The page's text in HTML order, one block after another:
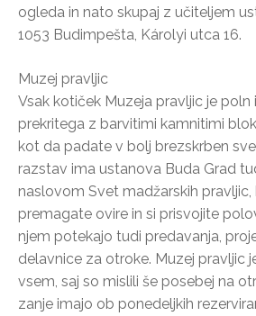
ogleda in nato skupaj z učiteljem
1053 Budimpešta, Károlyi utca 16.
Muzej pravljic
Vsak kotiček Muzeja pravljic je poln
prekritega z barvitimi kamnitimi
kot da padate v bolj brezskrben
razstav ima ustanova Buda Grad
naslovom Svet madžarskih pravljic,
premagate ovire in si prisvojite
njem potekajo tudi predavanja,
delavnice za otroke. Muzej pravljic
vsem, saj so mislili še posebej na
zanje imajo ob ponedeljkih